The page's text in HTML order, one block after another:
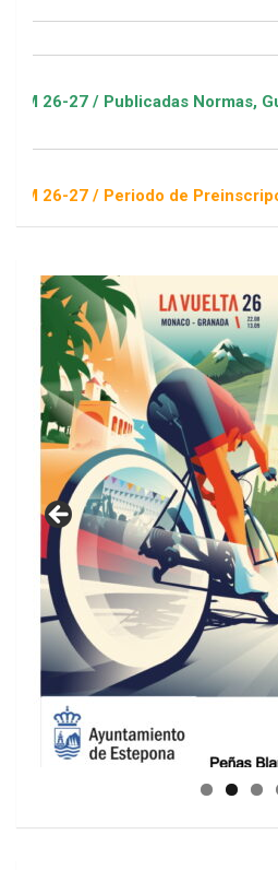
/ Publicadas Normas, Guía y
/ Periodo de Preinscripciones
GUIA DE INSTALACIONES